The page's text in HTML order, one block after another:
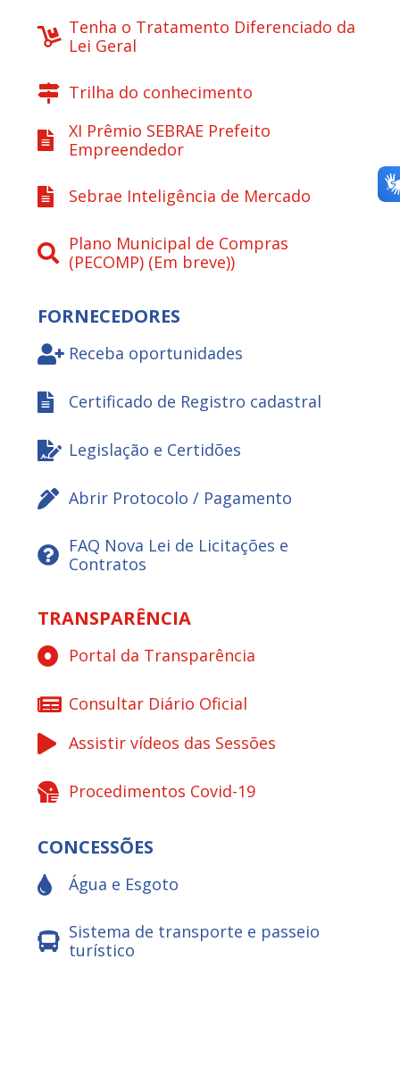
Tenha o Tratamento Diferenciado da
Lei Geral
Trilha do conhecimento
XI Prêmio SEBRAE Prefeito
Empreendedor
Sebrae Inteligência de Mercado
Plano Municipal de Compras
(PECOMP) (Em breve))
FORNECEDORES
Receba oportunidades
Certificado de Registro cadastral
Legislação e Certidões
Abrir Protocolo / Pagamento
FAQ Nova Lei de Licitações e
Contratos
TRANSPARÊNCIA
Portal da Transparência
Consultar Diário Oficial
Assistir vídeos das Sessões
Procedimentos Covid-19
CONCESSÕES
Água e Esgoto
Sistema de transporte e passeio
turístico